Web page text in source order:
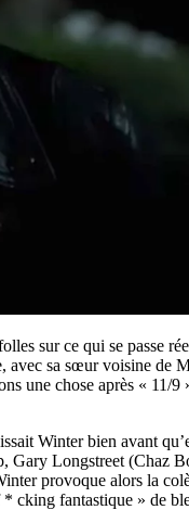
sur ce qui se passe
avec sa sœur voisine de
une chose après «
Winter bien avant
Gary Longstreet (Chaz
provoque alors la
cking fantastique » de